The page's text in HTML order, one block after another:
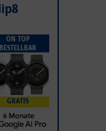
ON TOP
BESTELLBAR
GRATIS